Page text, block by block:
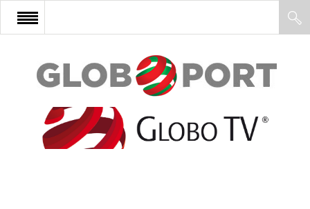
FŐOLDAL
AFRIKA